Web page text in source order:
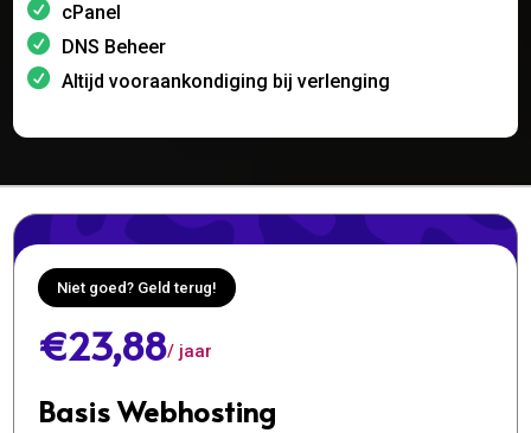
cPanel
DNS Beheer
Altijd vooraankondiging bij verlenging
Niet goed? Geld terug!
€23,88/ jaar
Basis Webhosting